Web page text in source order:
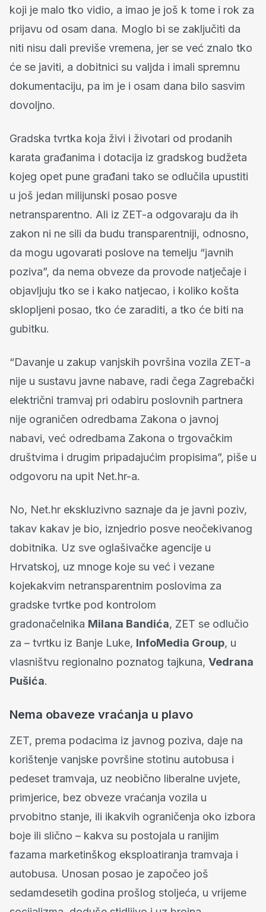
koji je malo tko vidio, a imao je još k tome i rok za
prijavu od osam dana. Moglo bi se zaključiti da
niti nisu dali previše vremena, jer se već znalo tko
će se javiti, a dobitnici su valjda i imali spremnu
dokumentaciju, pa im je i osam dana bilo sasvim
dovoljno.
Gradska tvrtka koja živi i životari od prodanih
karata građanima i dotacija iz gradskog budžeta
kojeg opet pune građani tako se odlučila upustiti
u još jedan milijunski posao posve
netransparentno. Ali iz ZET-a odgovaraju da ih
zakon ni ne sili da budu transparentniji, odnosno,
da mogu ugovarati poslove na temelju “javnih
poziva”, da nema obveze da provode natječaje i
objavljuju tko se i kako natjecao, i koliko košta
sklopljeni posao, tko će zaraditi, a tko će biti na
gubitku.
“Davanje u zakup vanjskih površina vozila ZET-a
nije u sustavu javne nabave, radi čega Zagrebački
električni tramvaj pri odabiru poslovnih partnera
nije ograničen odredbama Zakona o javnoj
nabavi, već odredbama Zakona o trgovačkim
društvima i drugim pripadajućim propisima”, piše u
odgovoru na upit Net.hr-a.
No, Net.hr ekskluzivno saznaje da je javni poziv,
takav kakav je bio, iznjedrio posve neočekivanog
dobitnika. Uz sve oglašivačke agencije u
Hrvatskoj, uz mnoge koje su već i vezane
kojekakvim netransparentnim poslovima za
gradske tvrtke pod kontrolom
gradonačelnika Milana Bandića, ZET se odlučio
za – tvrtku iz Banje Luke, InfoMedia Group, u
vlasništvu regionalno poznatog tajkuna, Vedrana
Pušića.
Nema obaveze vraćanja u plavo
ZET, prema podacima iz javnog poziva, daje na
korištenje vanjske površine stotinu autobusa i
pedeset tramvaja, uz neobično liberalne uvjete,
primjerice, bez obveze vraćanja vozila u
prvobitno stanje, ili ikakvih ograničenja oko izbora
boje ili slično – kakva su postojala u ranijim
fazama marketinškog eksploatiranja tramvaja i
autobusa. Unosan posao je započeo još
sedamdesetih godina prošlog stoljeća, u vrijeme